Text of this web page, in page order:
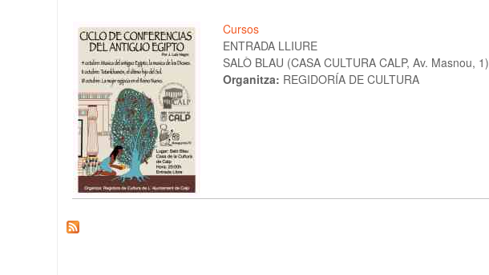
Cursos
ENTRADA LLIURE
SALÒ BLAU (CASA CULTURA CALP, Av. Masnou, 1)
Organitza: REGIDORÍA DE CULTURA